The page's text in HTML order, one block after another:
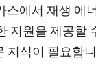
스에서 재생 에
지원을 제공할
지식이 필요합